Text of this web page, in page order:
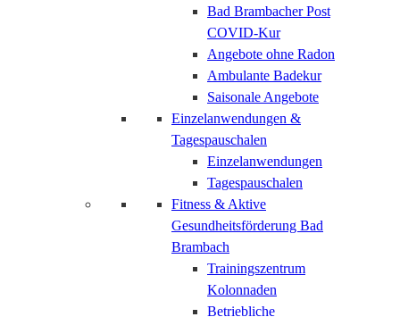
Bad Brambacher Post
COVID-Kur
Angebote ohne Radon
Ambulante Badekur
Saisonale Angebote
Einzelanwendungen &
Tagespauschalen
Einzelanwendungen
Tagespauschalen
Fitness & Aktive
Gesundheitsförderung Bad
Brambach
Trainingszentrum
Kolonnaden
Betriebliche